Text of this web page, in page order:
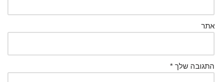
אתר
התגובה שלך *